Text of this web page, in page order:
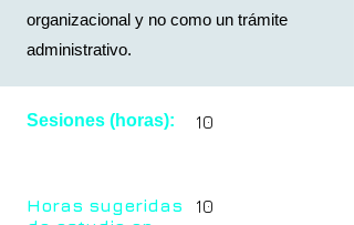
organizacional y no como un trámite
administrativo.
Sesiones (horas): 10
Horas sugeridas
10